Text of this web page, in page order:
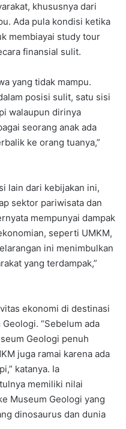
khususnya dari
Ada pula kondisi ketika
membiayai study tour
finansial sulit.
yang tidak mampu.
posisi sulit, satu sisi
walaupun dirinya
seorang anak ada
ke orang tuanya,”
lain dari kebijakan ini,
sektor pariwisata dan
mempunyai dampak
seperti UMKM,
ini menimbulkan
yang terdampak,”
ekonomi di destinasi
“Sebelum ada
Geologi penuh
juga ramai karena ada
katanya. Ia
memiliki nilai
Museum Geologi yang
dinosaurus dan dunia